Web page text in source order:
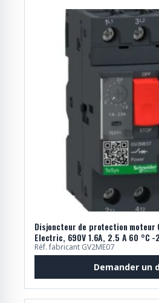
Disjoncteur de protection moteur
Electric, 690V 1.6A, 2.5 A 60 °C -
Réf. fabricant GV2ME07
Demander un